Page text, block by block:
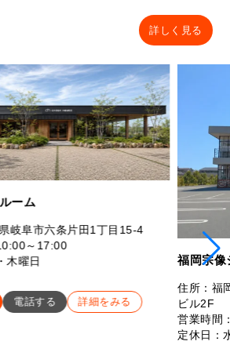
詳しく見る
ーム
岐阜市六条片田1丁目15-4
～17:00
木曜日
電話する 詳細をみる
福岡宗像
住所：福
ビル2F
営業時
定休日：